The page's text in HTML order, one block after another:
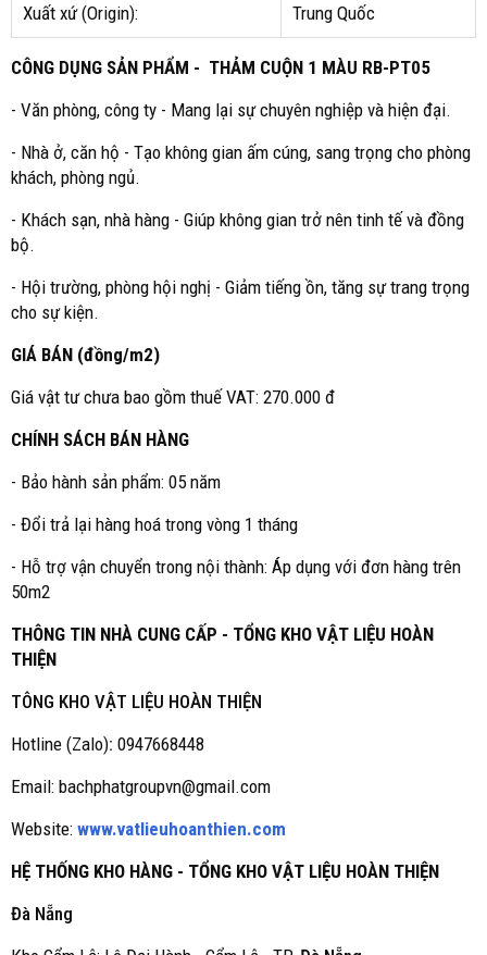
Xuất xứ (Origin): Trung Quốc
CÔNG DỤNG SẢN PHẨM - THẢM CUỘN 1 MÀU RB-PT05
- Văn phòng, công ty - Mang lại sự chuyên nghiệp và hiện đại.
- Nhà ở, căn hộ - Tạo không gian ấm cúng, sang trọng cho phòng
khách, phòng ngủ.
- Khách sạn, nhà hàng - Giúp không gian trở nên tinh tế và đồng
bộ.
- Hội trường, phòng hội nghị - Giảm tiếng ồn, tăng sự trang trọng
cho sự kiện.
GIÁ BÁN (đồng/m2)
Giá vật tư chưa bao gồm thuế VAT: 270.000 đ
CHÍNH SÁCH BÁN HÀNG
- Bảo hành sản phẩm: 05 năm
- Đổi trả lại hàng hoá trong vòng 1 tháng
- Hỗ trợ vận chuyển trong nội thành: Áp dụng với đơn hàng trên
50m2
THÔNG TIN NHÀ CUNG CẤP - TỔNG KHO VẬT LIỆU HOÀN
THIỆN
TÔNG KHO VẬT LIỆU HOÀN THIỆN
Hotline (Zalo): 0947668448
Email: bachphatgroupvn@gmail.com
Website: www.vatlieuhoanthien.com
HỆ THỐNG KHO HÀNG - TỔNG KHO VẬT LIỆU HOÀN THIỆN
Đà Nẵng